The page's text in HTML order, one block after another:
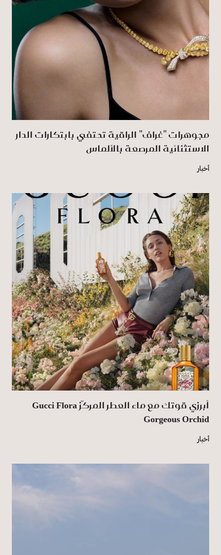
مجوهرات "غراف" الراقية تحتفي بابتكارات الدار
الاستثنائية المرصعة بالألماس
أخبار
أبرزي قوتك مع ماء العطر المركّز Gucci Flora
Gorgeous Orchid
أخبار